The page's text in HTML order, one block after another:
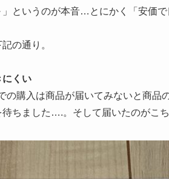
というのが本音…とにかく「安価
の通り。
にくい
の購入は商品が届いてみないと商品
ちました….。そして届いたのがこ